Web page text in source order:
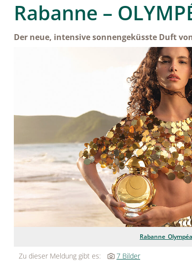
Rabanne –
Der neue, intensive sonnengeküsste Duft
Zu dieser Meldung gibt es: 7 Bilder